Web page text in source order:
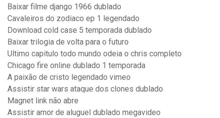
Baixar filme django 1966 dublado
Cavaleiros do zodiaco ep 1 legendado
Download cold case 5 temporada dublado
Baixar trilogia de volta para o futuro
Ultimo capitulo todo mundo odeia o chris completo
Chicago fire online dublado 1 temporada
A paixão de cristo legendado vimeo
Assistir star wars ataque dos clones dublado
Magnet link não abre
Assistir amor de aluguel dublado megavideo